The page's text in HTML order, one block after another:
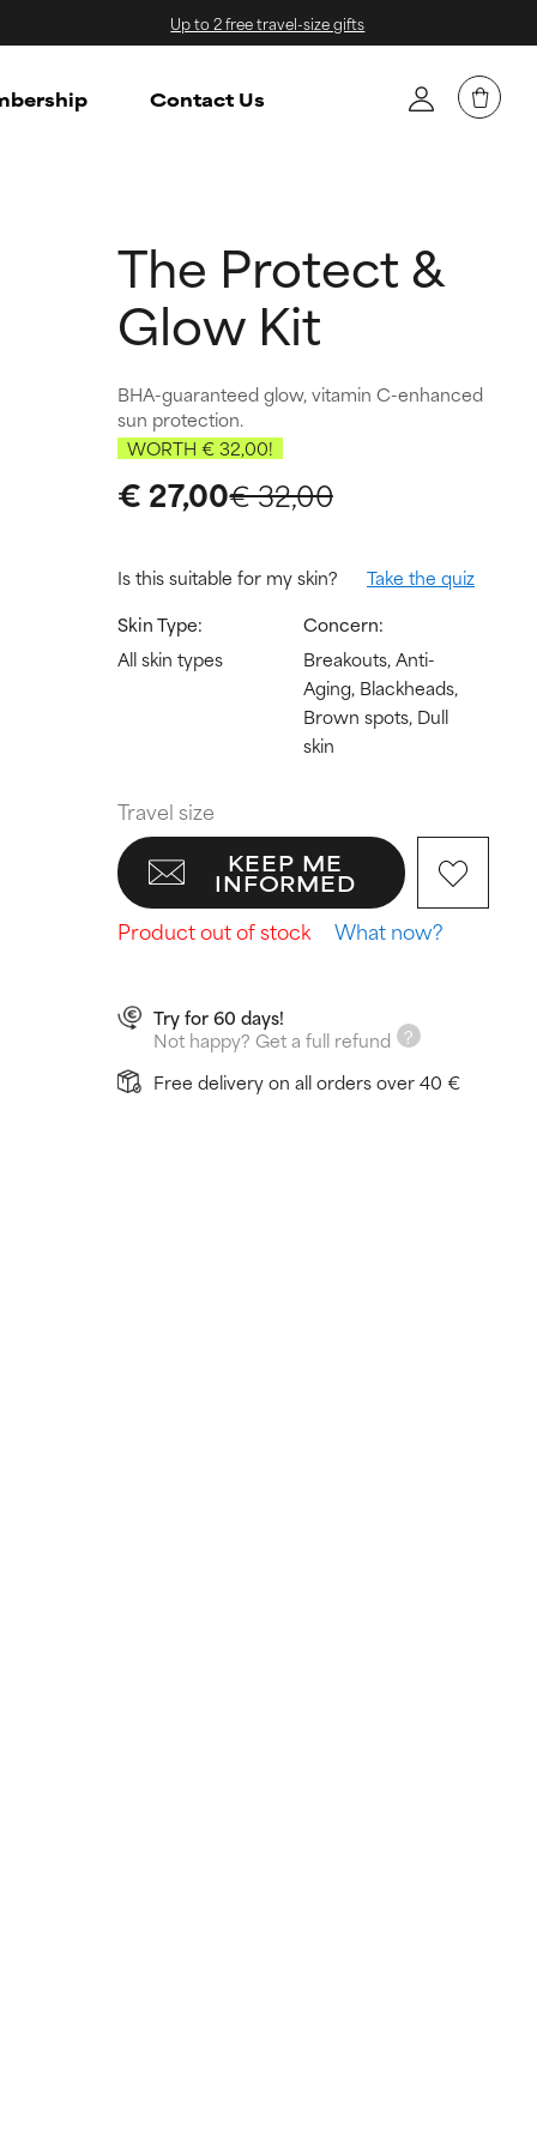
Up to 2 free travel-size gifts
Contact Us
The Protect &
Glow Kit
BHA-guaranteed glow, vitamin C-enhanced
sun protection.
WORTH € 32,00!
€ 32,00
€ 27,00
Is this suitable for my skin?
Take the quiz
Skin Type:
All skin types
Concern:
Breakouts, Anti-
Aging, Blackheads,
Brown spots, Dull
skin
Travel size
Product out of stock What now?
KEEP ME
INFORMED
Try for 60 days!
Not happy? Get a full refund
Free delivery on all orders over 40 €